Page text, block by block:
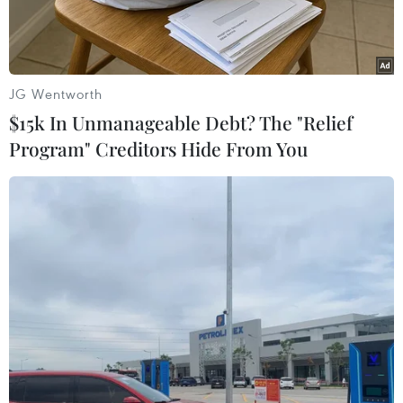
Nhĩ Kỳ.
Quân nhân Ukraine tại một trạm gác ở thị trấn Zolote, vùng
Lugansk, miền Đông Ukraine ngày 2/11/2019. (Ảnh:
AFP/TTXVN)
Ngoại trưởng Ukraine Dmytro Kuleba ngày 21/2
JG Wentworth
$15k In Unmanageable Debt? The "Relief
Program" Creditors Hide From You